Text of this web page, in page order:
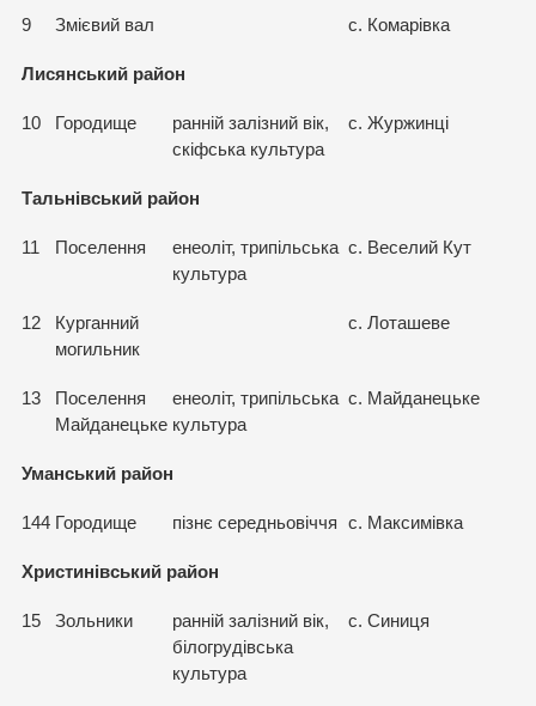
9 Змієвий вал с. Комарівка
Лисянський район
10 Городище
ранній залізний вік,
скіфська культура
с. Журжинці
Тальнівський район
11 Поселення
енеоліт, трипільська
культура
с. Веселий Кут
12
Курганний
могильник
с. Лоташеве
13
Поселення
Майданецьке
енеоліт, трипільська
культура
с. Майданецьке
Уманський район
144 Городище пізнє середньовіччя с. Максимівка
Христинівський район
15 Зольники
ранній залізний вік,
білогрудівська
культура
с. Синиця